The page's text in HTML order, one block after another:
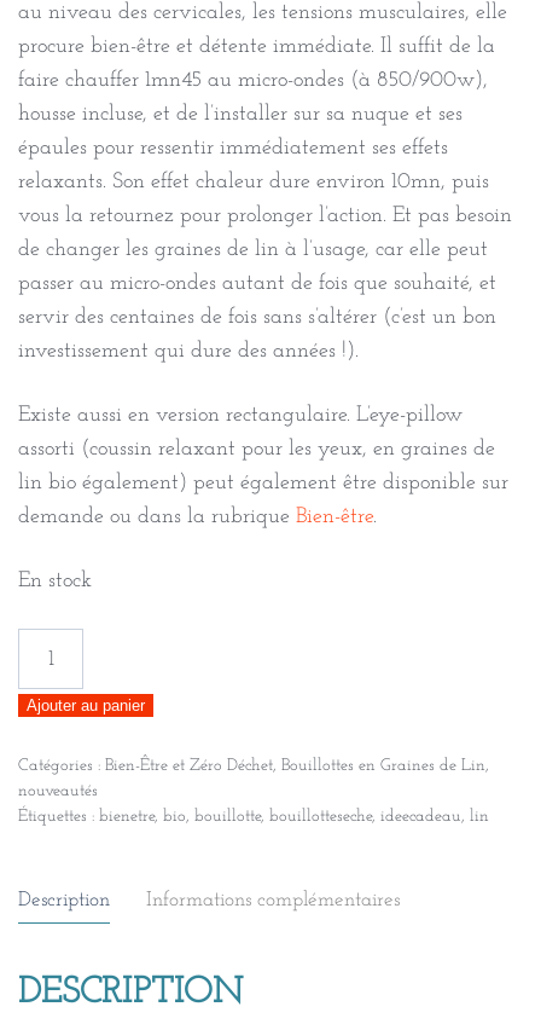
au niveau des cervicales, les tensions musculaires, elle
procure bien-être et détente immédiate. Il suffit de la
faire chauffer 1mn45 au micro-ondes (à 850/900w),
housse incluse, et de l’installer sur sa nuque et ses
épaules pour ressentir immédiatement ses effets
relaxants. Son effet chaleur dure environ 10mn, puis
vous la retournez pour prolonger l’action. Et pas besoin
de changer les graines de lin à l’usage, car elle peut
passer au micro-ondes autant de fois que souhaité, et
servir des centaines de fois sans s’altérer (c’est un bon
investissement qui dure des années !).
Existe aussi en version rectangulaire. L’eye-pillow
assorti (coussin relaxant pour les yeux, en graines de
lin bio également) peut également être disponible sur
demande ou dans la rubrique Bien-être.
En stock
Bouillotte
pour
graines
lin
Ajouter au panier
Catégories : Bien-Être et Zéro Déchet, Bouillottes en Graines de Lin,
nouveautés
Étiquettes : bienetre, bio, bouillotte, bouillotteseche, ideecadeau, lin
Description Informations complémentaires
DESCRIPTION